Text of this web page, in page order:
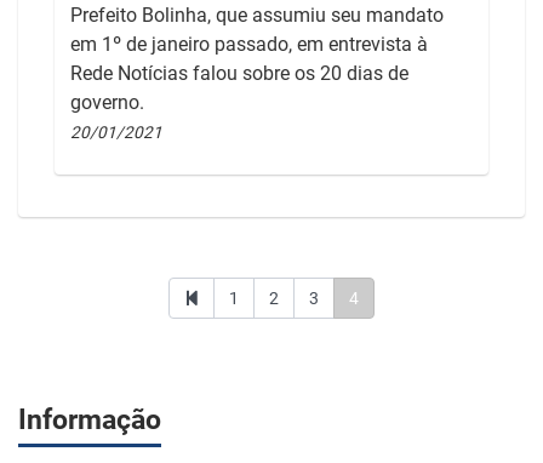
Prefeito Bolinha, que assumiu seu mandato
em 1º de janeiro passado, em entrevista à
Rede Notícias falou sobre os 20 dias de
governo.
20/01/2021
1 2 3 4
Informação